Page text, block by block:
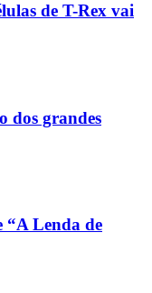
de T-Rex vai
dos grandes
“A Lenda de